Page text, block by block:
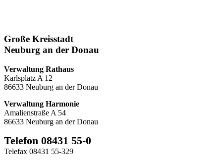
Große Kreisstadt
Neuburg an der Donau
Verwaltung Rathaus
Karlsplatz A 12
86633 Neuburg an der Donau
Verwaltung Harmonie
Amalienstraße A 54
86633 Neuburg an der Donau
Telefon 08431 55-0
Telefax 08431 55-329